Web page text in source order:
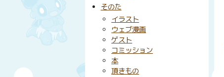
そのた
イラスト
ウェブ漫画
ゲスト
コミッション
本
頂きもの